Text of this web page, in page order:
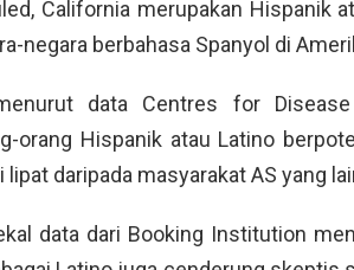
California merupakan Hispanik
negara berbahasa Spanyol di
data Centres for
orang Hispanik atau Latino
daripada masyarakat AS yang
data dari Booking Institution